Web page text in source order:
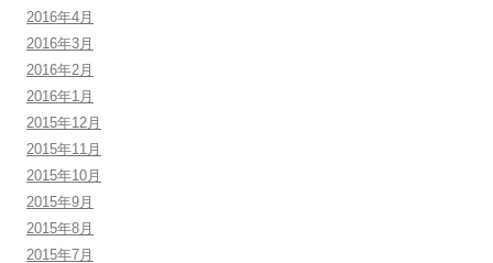
2016年4月
2016年3月
2016年2月
2016年1月
2015年12月
2015年11月
2015年10月
2015年9月
2015年8月
2015年7月